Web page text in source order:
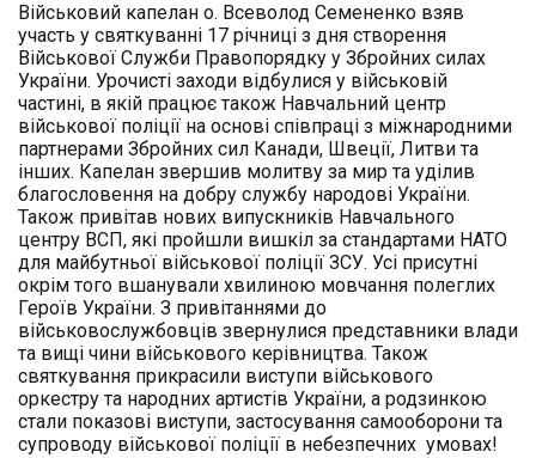
Військовий капелан о. Всеволод Семененко взяв
участь у святкуванні 17 річниці з дня створення
Військової Служби Правопорядку у Збройних силах
України. Урочисті заходи відбулися у військовій
частині, в якій працює також Навчальний центр
військової поліції на основі співпраці з міжнародними
партнерами Збройних сил Канади, Швеції, Литви та
інших. Капелан звершив молитву за мир та уділив
благословення на добру службу народові України.
Також привітав нових випускників Навчального
центру ВСП, які пройшли вишкіл за стандартами НАТО
для майбутньої військової поліції ЗСУ. Усі присутні
окрім того вшанували хвилиною мовчання полеглих
Героїв України. З привітаннями до
військовослужбовців звернулися представники влади
та вищі чини військового керівництва. Також
святкування прикрасили виступи військового
оркестру та народних артистів України, а родзинкою
стали показові виступи, застосування самооборони та
супроводу військової поліції в небезпечних умовах!